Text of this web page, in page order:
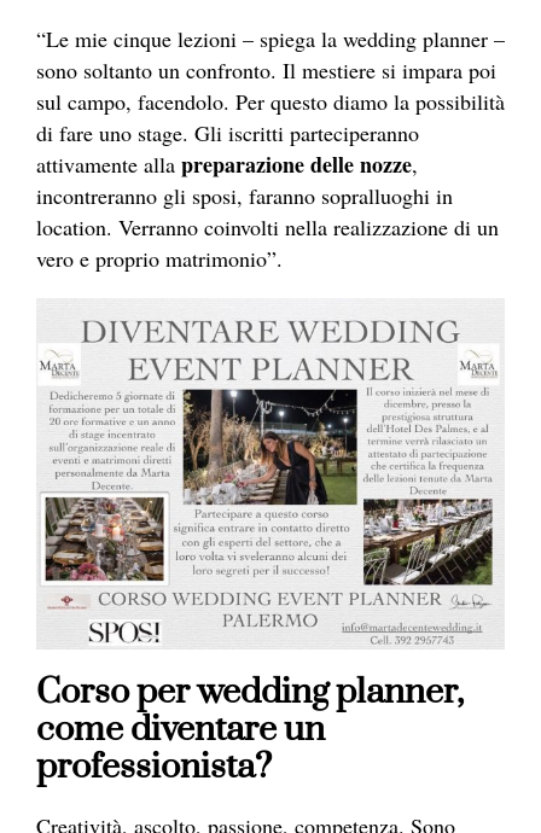
“Le mie cinque lezioni – spiega la wedding planner –
sono soltanto un confronto. Il mestiere si impara poi
sul campo, facendolo. Per questo diamo la possibilità
di fare uno stage. Gli iscritti parteciperanno
attivamente alla preparazione delle nozze,
incontreranno gli sposi, faranno sopralluoghi in
location. Verranno coinvolti nella realizzazione di un
vero e proprio matrimonio”.
Corso per wedding planner,
come diventare un
professionista?
Creatività, ascolto, passione, competenza. Sono